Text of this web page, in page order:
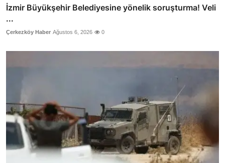
İzmir Büyükşehir Belediyesine yönelik soruşturma! Veli
...
Çerkezköy Haber Ağustos 6, 2026 0